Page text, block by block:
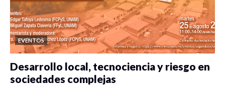
EVENTOS
Desarrollo local, tecnociencia y riesgo en
sociedades complejas